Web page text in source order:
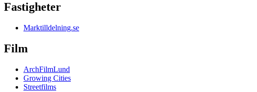
Fastigheter
Marktilldelning.se
Film
ArchFilmLund
Growing Cities
Streetfilms